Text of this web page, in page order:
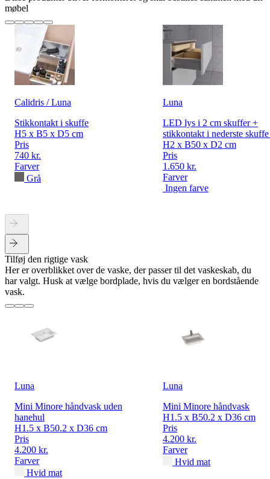
møbel
Calidris / Luna
Stikkontakt i skuffe
H5 x B5 x D5 cm
Pris
740 kr.
Farver
Grå
Luna
LED lys i 2 cm skuffer +
stikkontakt i nederste
H2 x B50 x D2 cm
Pris
1.650 kr.
Farver
Ingen farve
Tilføj den rigtige vask
Her er overblikket over de vaske, der passer til det vaskeskab, du
har valgt. Husk at vælge bordplade, hvis du vælger en bordstående
vask.
Luna
Mini Minore håndvask uden
hanehul
H1.5 x B50.2 x D36 cm
Pris
4.200 kr.
Farver
Hvid mat
Luna
Mini Minore håndvask
H1.5 x B50.2 x D36 cm
Pris
4.200 kr.
Farver
Hvid mat